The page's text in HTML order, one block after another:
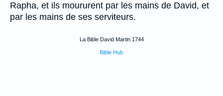
Rapha, et ils moururent par les mains de David, et
par les mains de ses serviteurs.
La Bible David Martin 1744
Bible Hub